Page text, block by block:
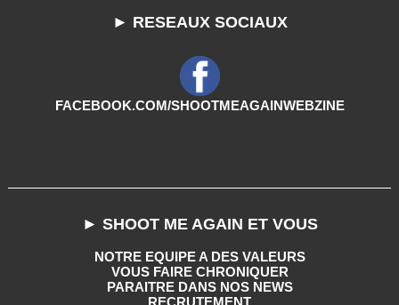
► RESEAUX SOCIAUX
FACEBOOK.COM/SHOOTMEAGAINWEBZINE
► SHOOT ME AGAIN ET VOUS
NOTRE EQUIPE A DES VALEURS
VOUS FAIRE CHRONIQUER
PARAITRE DANS NOS NEWS
RECRUTEMENT